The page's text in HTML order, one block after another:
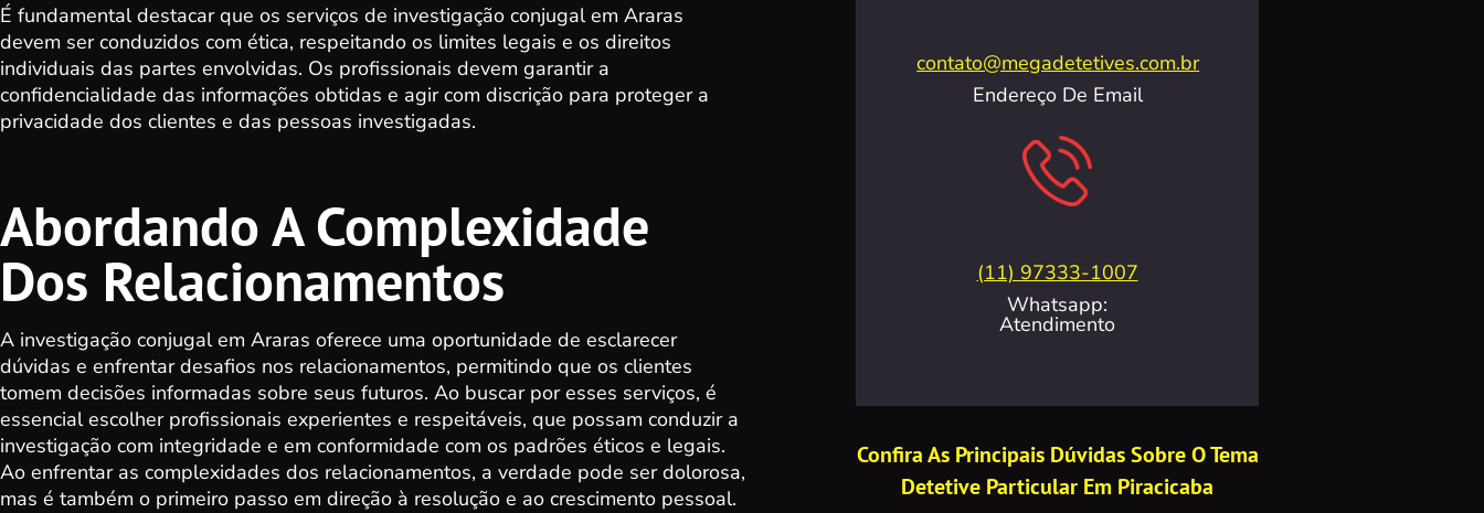
É fundamental destacar que os serviços de investigação conjugal em Araras
devem ser conduzidos com ética, respeitando os limites legais e os direitos
individuais das partes envolvidas. Os profissionais devem garantir a
confidencialidade das informações obtidas e agir com discrição para proteger a
privacidade dos clientes e das pessoas investigadas.
Abordando A Complexidade
Dos Relacionamentos
A investigação conjugal em Araras oferece uma oportunidade de esclarecer
dúvidas e enfrentar desafios nos relacionamentos, permitindo que os clientes
tomem decisões informadas sobre seus futuros. Ao buscar por esses serviços, é
essencial escolher profissionais experientes e respeitáveis, que possam conduzir a
investigação com integridade e em conformidade com os padrões éticos e legais.
Ao enfrentar as complexidades dos relacionamentos, a verdade pode ser dolorosa,
mas é também o primeiro passo em direção à resolução e ao crescimento pessoal.
contato@megadetetives.com.br
Endereço De Email
(11) 97333-1007
Whatsapp:
Atendimento
Confira As Principais Dúvidas Sobre O Tema
Detetive Particular Em Piracicaba